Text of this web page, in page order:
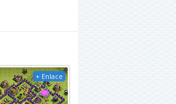
+ Enlace